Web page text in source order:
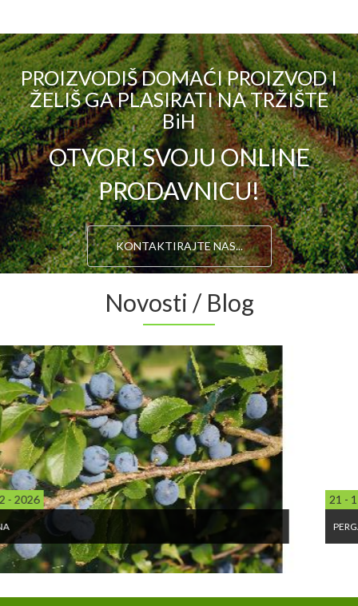
PROIZVODIŠ DOMAĆI PROIZVOD I
ŽELIŠ GA PLASIRATI NA TRŽIŠTE
BiH
OTVORI SVOJU ONLINE
PRODAVNICU!
KONTAKTIRAJTE NAS...
Novosti / Blog
21 - 11 - 2025
PERGA U MEDU UPOTREBA